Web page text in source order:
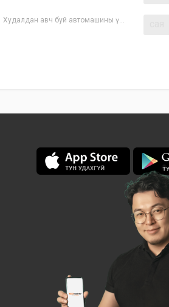
Худалдан авч буй автомашины үнэ: